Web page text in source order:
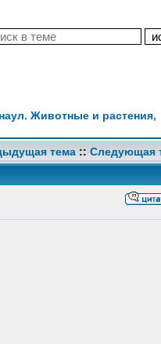
Животные и растения,
тема :: Следующая